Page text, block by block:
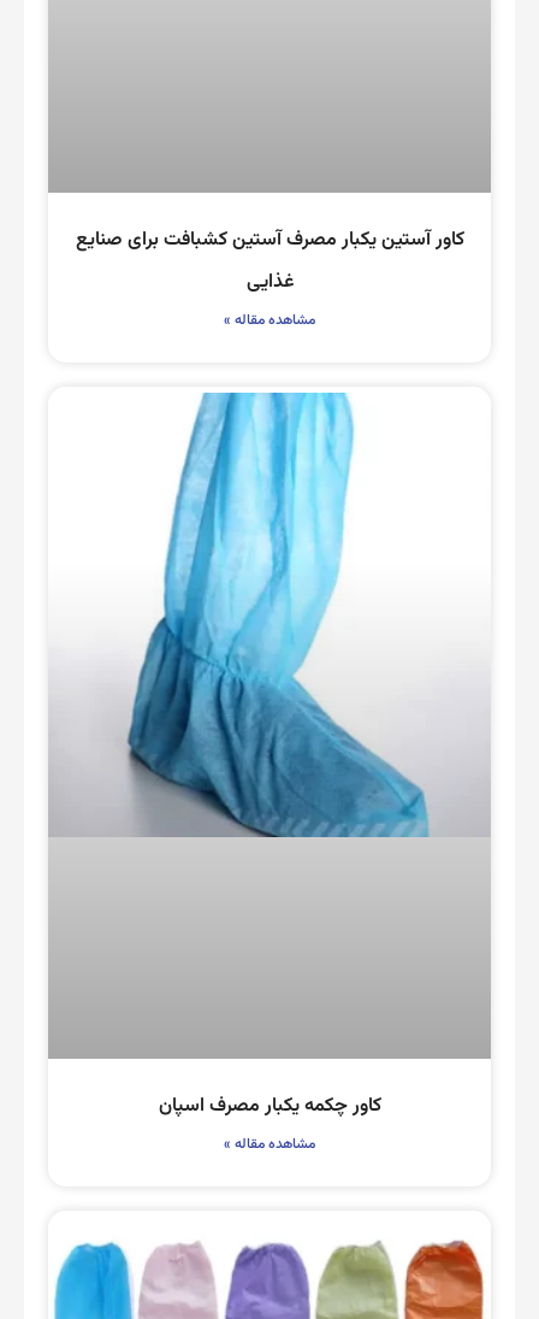
کاور آستین یکبار مصرف آستین کشبافت برای صنایع
غذایی
مشاهده مقاله »
کاور چکمه یکبار مصرف اسپان
مشاهده مقاله »